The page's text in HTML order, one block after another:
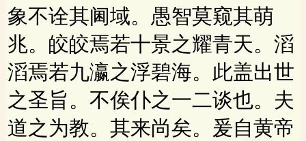
象不诠其阃域。愚智莫窥其萌
兆。皎皎焉若十景之耀青天。滔
滔焉若九瀛之浮碧海。此盖出世
之圣旨。不俟仆之一二谈也。夫
道之为教。其来尚矣。爰自黄帝